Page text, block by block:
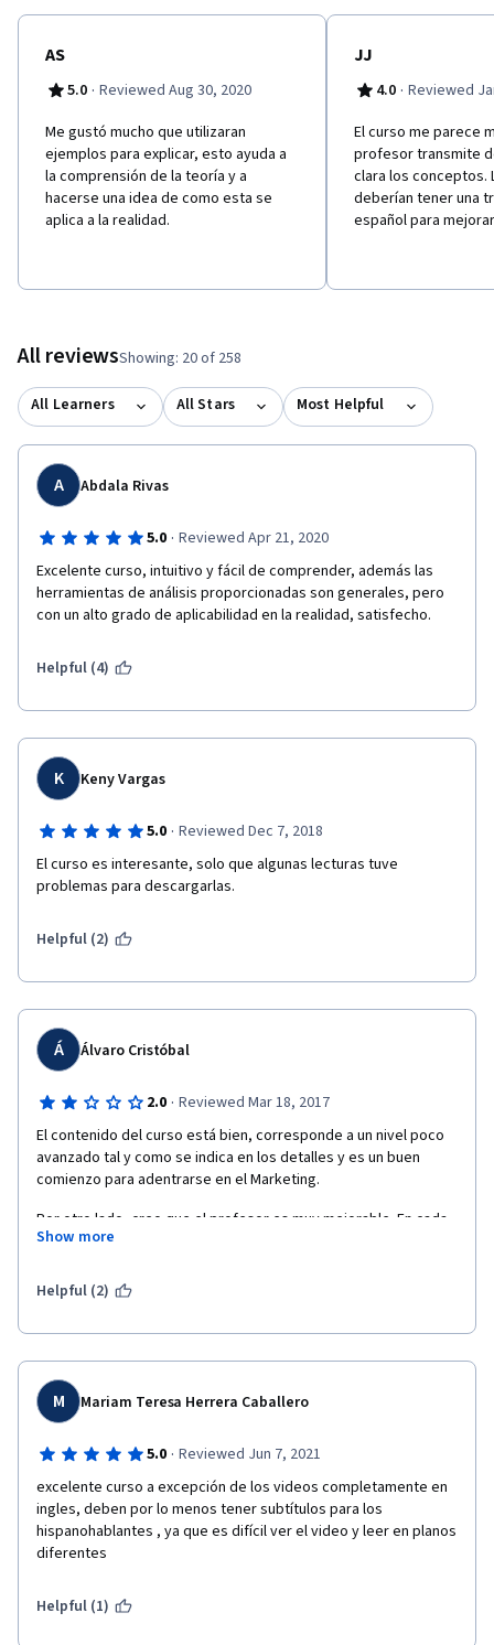
AS
5.0 · Reviewed Aug 30, 2020
Me gustó mucho que utilizaran
ejemplos para explicar, esto ayuda a
la comprensión de la teoría y a
hacerse una idea de como esta se
aplica a la realidad.
JJ
4.0 · Reviewed
El curso me parece
profesor transmite
clara los conceptos.
deberían tener una
español para
All reviewsShowing: 20 of 258
All Learners All Stars Most Helpful
A Abdala Rivas
5.0 · Reviewed Apr 21, 2020
Excelente curso, intuitivo y fácil de comprender, además las
herramientas de análisis proporcionadas son generales, pero
con un alto grado de aplicabilidad en la realidad, satisfecho.
Helpful (4)
K Keny Vargas
5.0 · Reviewed Dec 7, 2018
El curso es interesante, solo que algunas lecturas tuve
problemas para descargarlas.
Helpful (2)
Á Álvaro Cristóbal
2.0 · Reviewed Mar 18, 2017
El contenido del curso está bien, corresponde a un nivel poco
avanzado tal y como se indica en los detalles y es un buen
comienzo para adentrarse en el Marketing.
Por otro lado, creo que el profesor es muy mejorable. En cada
vídeo parece que está leyendo todo lo que dice y en muchas
mucho seguir la clase y entender los conceptos.
En conclusión, el precio que se paga por este curso no se
equivale a lo que se recibe de él.
Show more
Helpful (2)
M Mariam Teresa Herrera Caballero
5.0 · Reviewed Jun 7, 2021
excelente curso a excepción de los videos completamente en
ingles, deben por lo menos tener subtítulos para los
hispanohablantes , ya que es difícil ver el video y leer en planos
diferentes
Helpful (1)